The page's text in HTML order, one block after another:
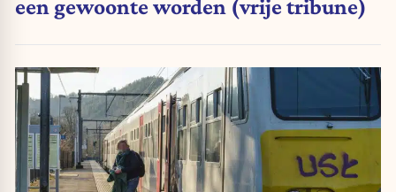
een gewoonte worden (vrije tribune)